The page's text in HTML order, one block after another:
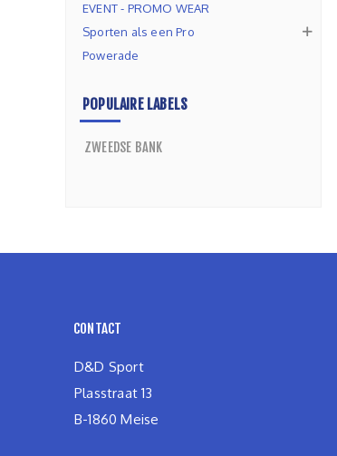
EVENT - PROMO WEAR
Sporten als een Pro
Powerade
POPULAIRE LABELS
ZWEEDSE BANK
CONTACT
D&D Sport
Plasstraat 13
B-1860 Meise